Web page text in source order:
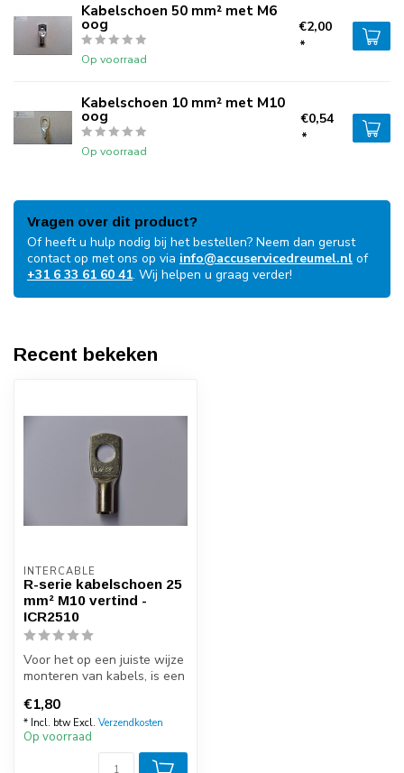
Kabelschoen 50 mm² met M6
oog
Op voorraad
€2,00
*
Kabelschoen 10 mm² met M10
oog
Op voorraad
€0,54
*
Vragen over dit product?
Of heeft u hulp nodig bij het bestellen? Neem dan gerust
contact op met ons op via info@accuservicedreumel.nl of
+31 6 33 61 60 41. Wij helpen u graag verder!
Recent bekeken
INTERCABLE
R-serie kabelschoen 25
mm² M10 vertind -
ICR2510
Voor het op een juiste wijze
monteren van kabels, is een
€1,80
* Incl. btw Excl. Verzendkosten
Op voorraad